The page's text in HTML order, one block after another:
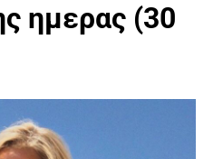
ημερας (30